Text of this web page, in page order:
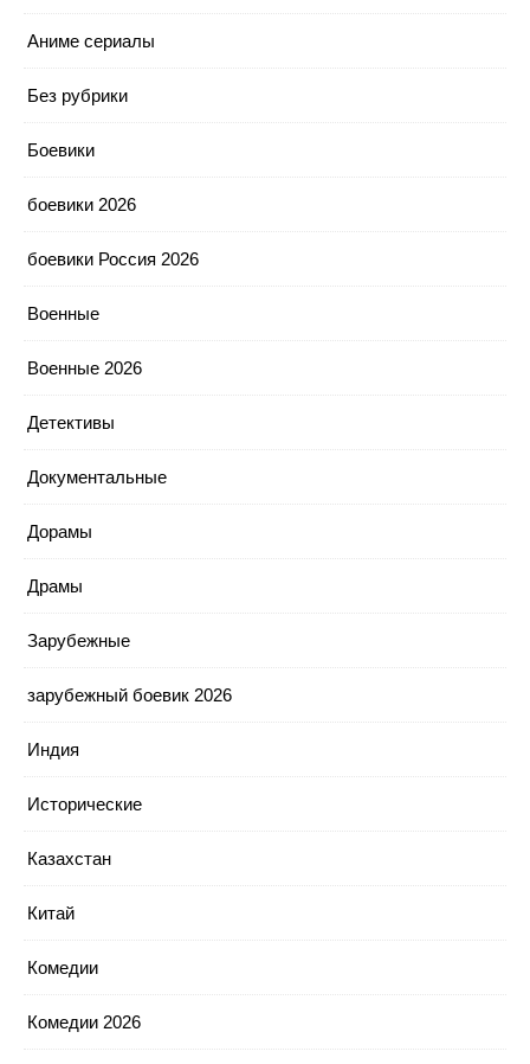
Аниме сериалы
Без рубрики
Боевики
боевики 2026
боевики Россия 2026
Военные
Военные 2026
Детективы
Документальные
Дорамы
Драмы
Зарубежные
зарубежный боевик 2026
Индия
Исторические
Казахстан
Китай
Комедии
Комедии 2026